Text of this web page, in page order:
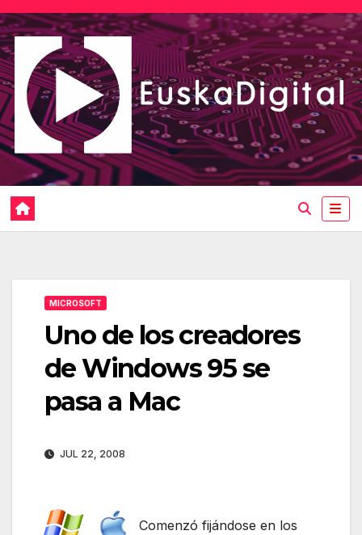
Saltar
al
contenido
MICROSOFT
Uno de los creadores
de Windows 95 se
pasa a Mac
JUL 22, 2008
Comenzó fijándose en los